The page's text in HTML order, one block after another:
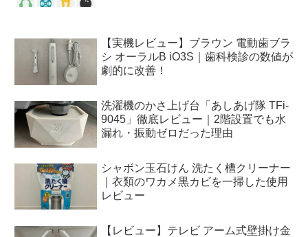
【実機レビュー】ブラウン 電動歯ブラ
シ オーラルB iO3S｜歯科検診の数値が
劇的に改善！
洗濯機のかさ上げ台「あしあげ隊 TFi-
9045」徹底レビュー｜2階設置でも水
漏れ・振動ゼロだった理由
シャボン玉石けん 洗たく槽クリーナー
｜衣類のワカメ黒カビを一掃した使用
レビュー
【レビュー】テレビ アーム式壁掛け金